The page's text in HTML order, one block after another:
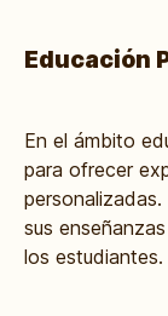
Educación
En el ámbito
para ofrecer
sus
los estudiantes.